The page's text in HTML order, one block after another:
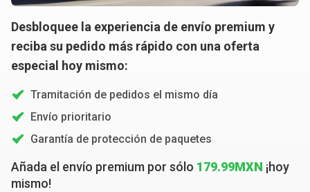
Desbloquee la experiencia de envío premium y
reciba su pedido más rápido con una oferta
especial hoy mismo:
Tramitación de pedidos el mismo día
Envío prioritario
Garantía de protección de paquetes
Añada el envío premium por sólo 179.99MXN ¡hoy
mismo!